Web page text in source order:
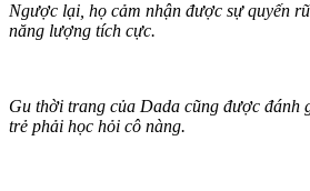
Ngược lại, họ cảm nhận được sự quyến
năng lượng tích cực.
Gu thời trang của Dada cũng được đánh
trẻ phải học hỏi cô nàng.